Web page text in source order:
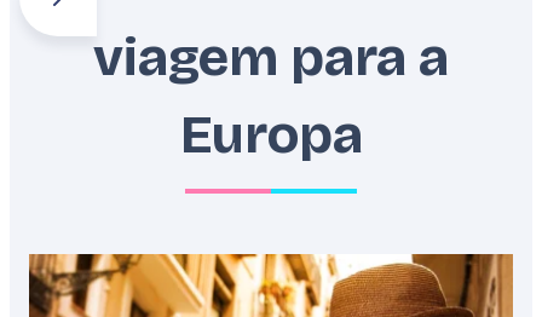
Alpes viagem para a
Europa
Featured
image